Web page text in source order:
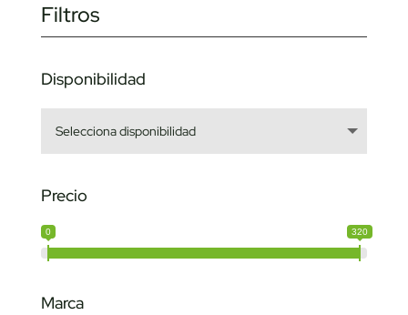
Filtros
Disponibilidad
Precio
0 320
Marca